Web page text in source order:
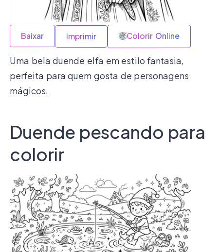
Baixar Imprimir Colorir Online
Uma bela duende elfa em estilo fantasia,
perfeita para quem gosta de personagens
mágicos.
Duende pescando para
colorir